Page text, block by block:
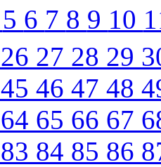
5 6 7 8 9 10
26 27 28 29
45 46 47 48
64 65 66 67
83 84 85 86